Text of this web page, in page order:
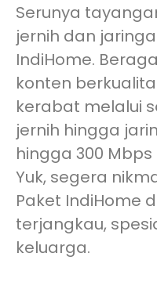
Serunya
jernih dan
IndiHome.
konten
kerabat melalui
jernih hingga
hingga 300
Yuk, segera
Paket IndiHome
terjangkau,
keluarga.